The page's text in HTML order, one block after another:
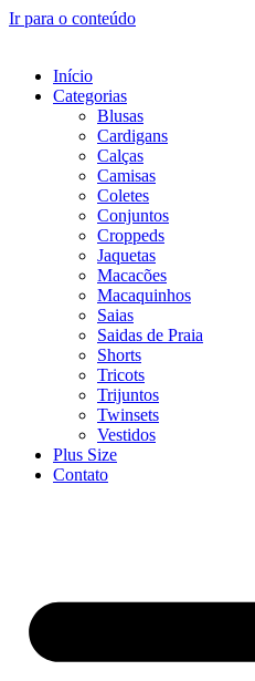
Ir para o conteúdo
Início
Categorias
Blusas
Cardigans
Calças
Camisas
Coletes
Conjuntos
Croppeds
Jaquetas
Macacões
Macaquinhos
Saias
Saidas de Praia
Shorts
Tricots
Trijuntos
Twinsets
Vestidos
Plus Size
Contato